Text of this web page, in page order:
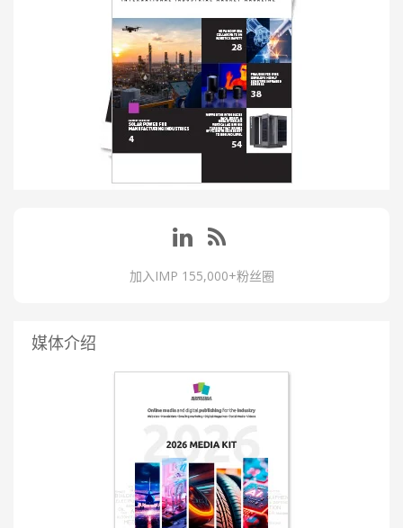
加入IMP 155,000+粉丝圈
媒体介绍